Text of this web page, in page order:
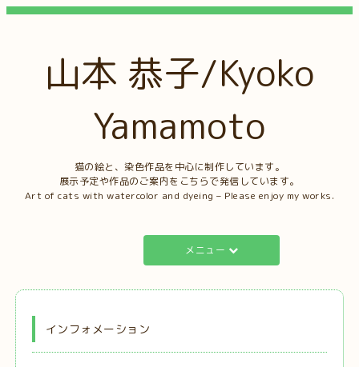
山本 恭子/Kyoko
Yamamoto
猫の絵と、染色作品を中心に制作しています。
展示予定や作品のご案内をこちらで発信しています。
Art of cats with watercolor and dyeing – Please enjoy my works.
メニュー
インフォメーション